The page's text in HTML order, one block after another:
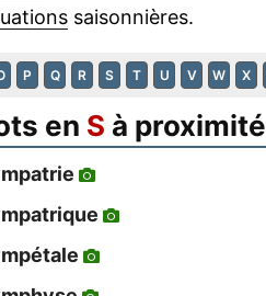
saisonnières.
P Q R S T U V W X
en S à proximité